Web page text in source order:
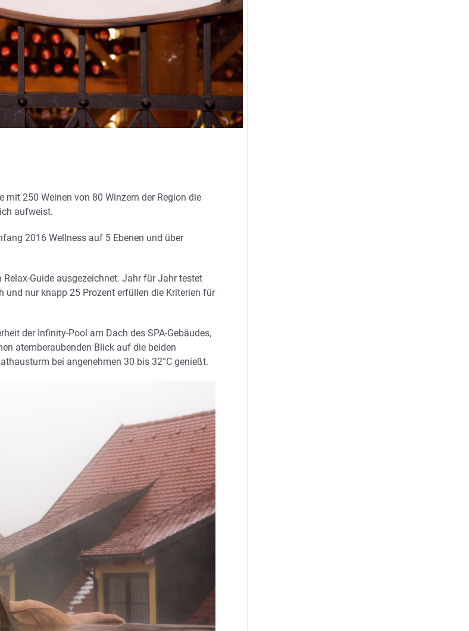
mit 250 Weinen von 80 Winzern der Region die
aufweist.
2016 Wellness auf 5 Ebenen und über
Guide ausgezeichnet. Jahr für Jahr testet
und nur knapp 25 Prozent erfüllen die Kriterien für
der Infinity-Pool am Dach des SPA-Gebäudes,
atemberaubenden Blick auf die beiden
bei angenehmen 30 bis 32°C genießt.